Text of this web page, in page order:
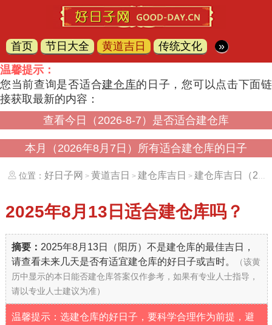
首页 节日大全 黄道吉日 传统文化
»
温馨提示：
您当前查询是否适合建仓库的日子，您可以点击下面链
接获取最新的内容：
查看今日（2026-8-7）是否适合建仓库
本月（2026年8月7日）所有适合建仓库的日子
位置： 好日子网 > 黄道吉日 > 建仓库吉日 > 建仓库吉日（20250813）
2025年8月13日 适合建仓库吗？
摘要： 2025年8月13日（阳历）不是建仓库的最佳吉日，
请查看未来几天是否有适宜建仓库的好日子或吉时。
（该黄
历中显示的本日能否建仓库答案仅作参考，如果有专业人士指导，
请以专业人士建议为准）
温馨提示：选建仓库的好日子，要科学合理作为前提，避